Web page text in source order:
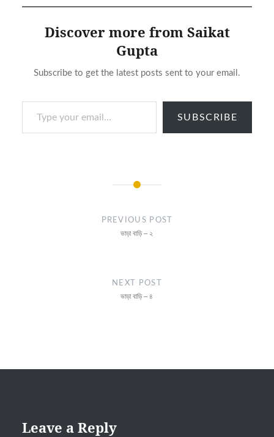
Discover more from Saikat
Gupta
Subscribe to get the latest posts sent to your email.
Type your email…
SUBSCRIBE
PREVIOUS POST
ভাড়া বাড়ি – ২
NEXT POST
ভাড়া বাড়ি – ৪
Leave a Reply